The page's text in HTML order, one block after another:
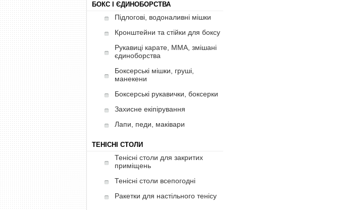
БОКС І ЄДИНОБОРСТВА
Підлогові, водоналивні мішки
Кронштейни та стійки для боксу
Рукавиці карате, ММА, змішані
єдиноборства
Боксерські мішки, груші,
манекени
Боксерські рукавички, боксерки
Захисне екіпірування
Лапи, педи, маківари
ТЕНІСНІ СТОЛИ
Тенісні столи для закритих
приміщень
Тенісні столи всепогодні
Ракетки для настільного тенісу